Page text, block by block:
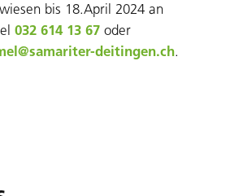
bis 18.April 2024 an
032 614 13 67 oder
deitingen.ch.